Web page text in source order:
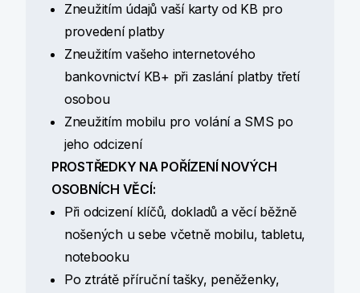
Zneužitím údajů vaší karty od KB pro
provedení platby
Zneužitím vašeho internetového
bankovnictví KB+ při zaslání platby třetí
osobou
Zneužitím mobilu pro volání a SMS po
jeho odcizení
PROSTŘEDKY NA POŘÍZENÍ NOVÝCH
OSOBNÍCH VĚCÍ:
Při odcizení klíčů, dokladů a věcí běžně
nošených u sebe včetně mobilu, tabletu,
notebooku
Po ztrátě příruční tašky, peněženky,